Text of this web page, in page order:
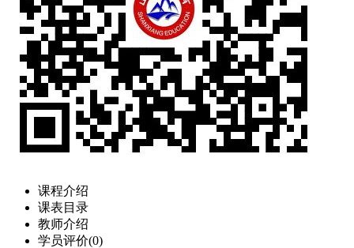
课程介绍
课表目录
教师介绍
学员评价(0)